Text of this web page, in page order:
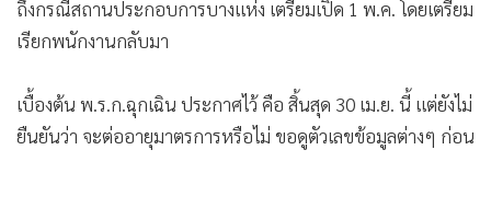
• เกม
• วิทยาศาสตร์
SMEs
• หุ้น
• อินโดจีน
เรียกพนักงานกลับมา
ยืนยันว่า จะต่ออายุมาตรการหรือไม่ ขอดูตัวเลขข้อมูลต่างๆ ก่อน